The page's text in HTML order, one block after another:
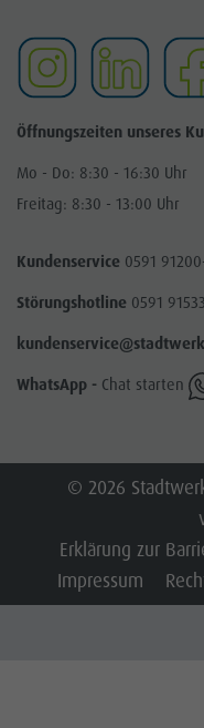
Öffnungszeiten unseres
Mo - Do: 8:30 - 16:30 Uhr
Freitag: 8:30 - 13:00 Uhr
Kundenservice 0591
Störungshotline 0591
WhatsApp - Chat starten
© 2026
Erklärung zur
Impressum